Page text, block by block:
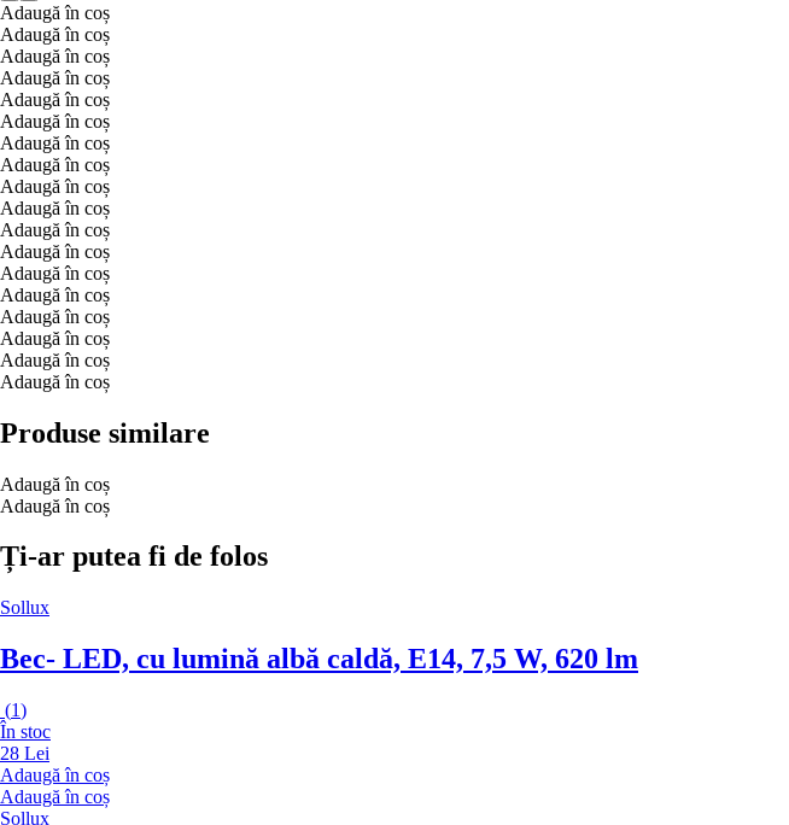
Adaugă în coș
Adaugă în coș
Adaugă în coș
Adaugă în coș
Adaugă în coș
Adaugă în coș
Adaugă în coș
Adaugă în coș
Adaugă în coș
Adaugă în coș
Adaugă în coș
Adaugă în coș
Adaugă în coș
Adaugă în coș
Adaugă în coș
Adaugă în coș
Adaugă în coș
Adaugă în coș
Produse similare
Adaugă în coș
Adaugă în coș
Ți-ar putea fi de folos
Sollux
Bec- LED, cu lumină albă caldă, E14, 7,5 W, 620 lm
(1)
În stoc
28 Lei
Adaugă în coș
Adaugă în coș
Sollux